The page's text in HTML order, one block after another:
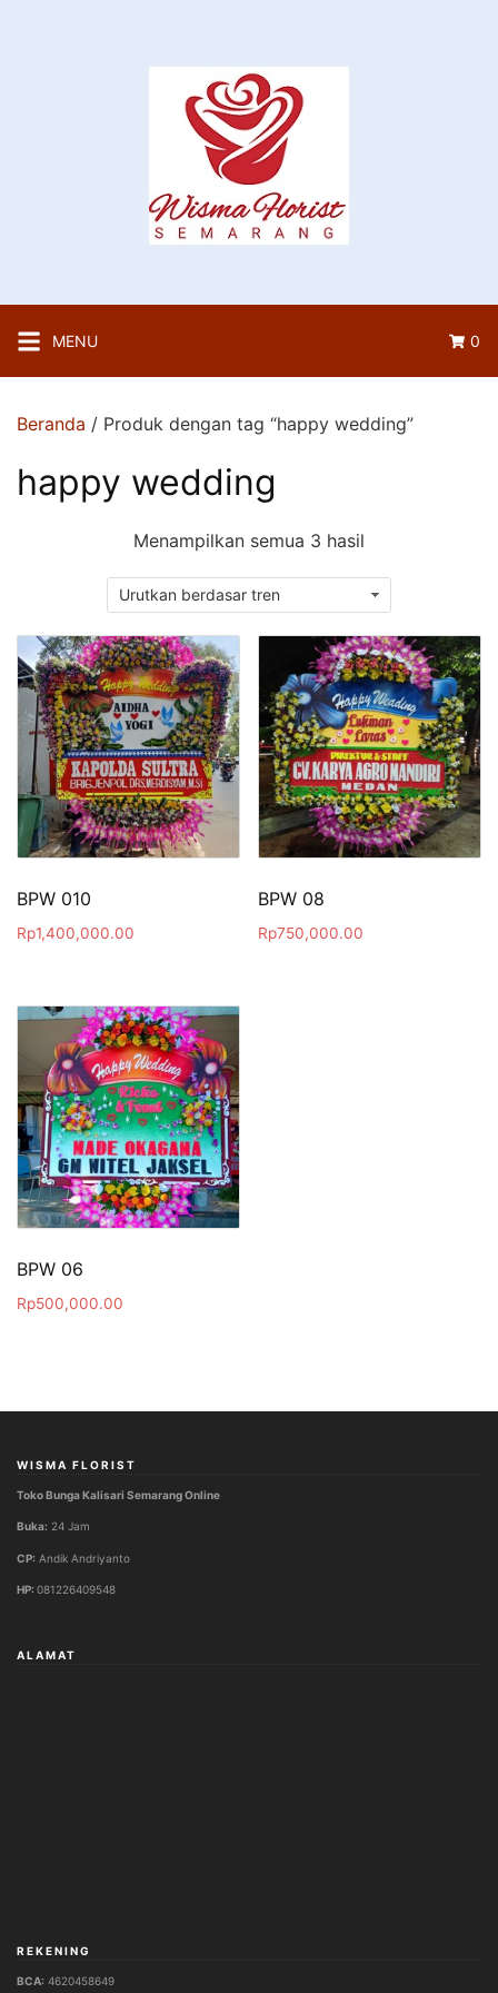
MENU 0
Beranda / Produk dengan tag “happy wedding”
happy wedding
Menampilkan semua 3 hasil
popularitas
BPW 010
Rp1,400,000.00
BPW 08
Rp750,000.00
BPW 06
Rp500,000.00
WISMA FLORIST
Toko Bunga Kalisari Semarang Online
Buka: 24 Jam
CP: Andik Andriyanto
HP:081226409548
ALAMAT
REKENING
BCA: 4620458649